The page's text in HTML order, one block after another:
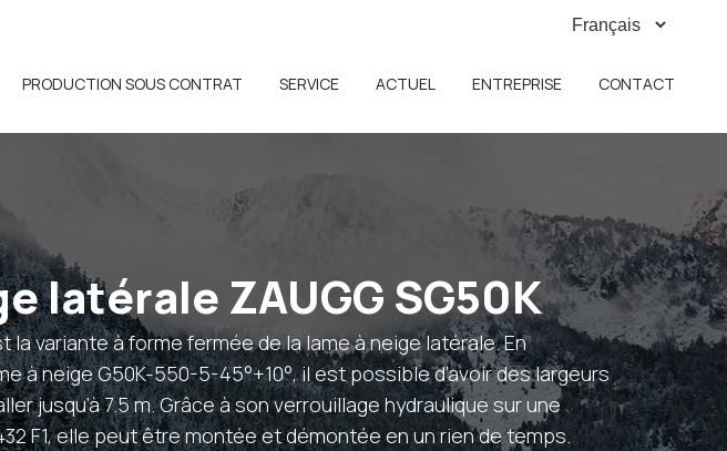
PRODUCTION SOUS CONTRAT SERVICE ACTUEL ENTREPRISE CONTACT
latérale ZAUGG SG50K
la variante à forme fermée de la lame à neige latérale. En
à neige G50K-550-5-45°+10°, il est possible d’avoir des largeurs
jusqu’à 7.5 m. Grâce à son verrouillage hydraulique sur une
F1, elle peut être montée et démontée en un rien de temps.